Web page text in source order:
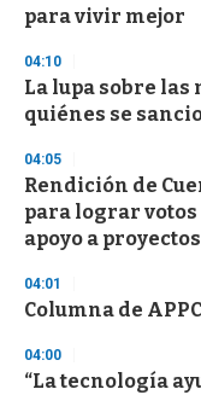
o
d
s
para vivir mejor
04:10
La lupa sobre
quiénes se
04:05
Rendición de
para lograr
apoyo a
04:01
Columna de
04:00
“La tecnología